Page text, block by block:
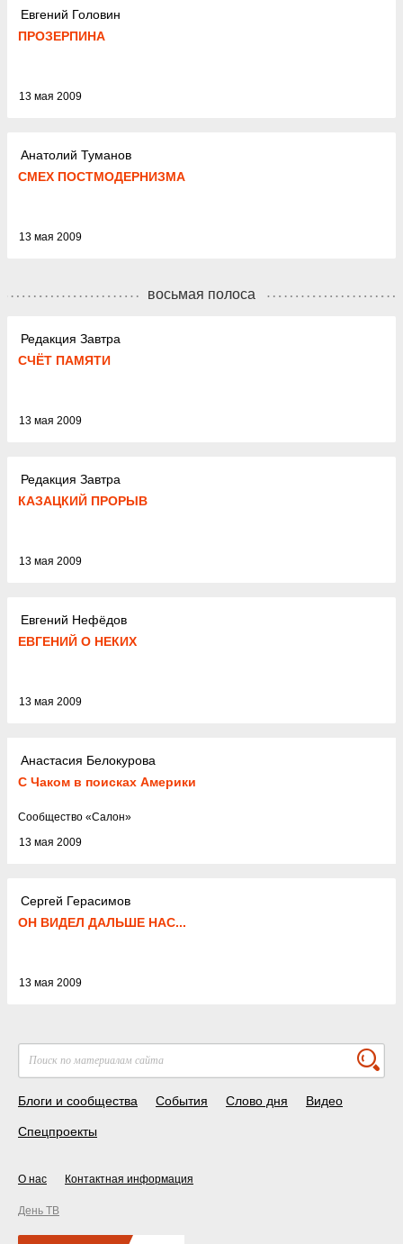
Евгений Головин
ПРОЗЕРПИНА
13 мая 2009
Анатолий Туманов
СМЕХ ПОСТМОДЕРНИЗМА
13 мая 2009
восьмая полоса
Редакция Завтра
СЧЁТ ПАМЯТИ
13 мая 2009
Редакция Завтра
КАЗАЦКИЙ ПРОРЫВ
13 мая 2009
Евгений Нефёдов
ЕВГЕНИЙ О НЕКИХ
13 мая 2009
Анастасия Белокурова
С Чаком в поисках Америки
13 мая 2009
Cообщество «Салон»
Сергей Герасимов
ОН ВИДЕЛ ДАЛЬШЕ НАС...
13 мая 2009
Блоги и сообщества События Слово дня Видео
Спецпроекты
О нас Контактная информация
День ТВ